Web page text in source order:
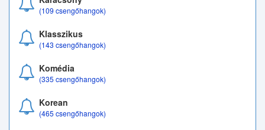
(109 csengőhangok)
Klasszikus
(143 csengőhangok)
Komédia
(335 csengőhangok)
Korean
(465 csengőhangok)